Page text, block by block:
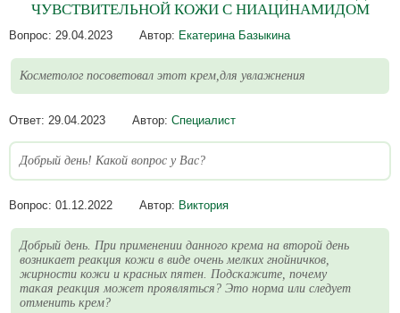
ЧУВСТВИТЕЛЬНОЙ КОЖИ С НИАЦИНАМИДОМ
Вопрос: 29.04.2023 Автор: Екатерина Базыкина
Косметолог посоветовал этот крем,для увлажнения
Ответ: 29.04.2023 Автор: Специалист
Добрый день! Какой вопрос у Вас?
Вопрос: 01.12.2022 Автор: Виктория
Добрый день. При применении данного крема на второй день
возникает реакция кожи в виде очень мелких гнойничков,
жирности кожи и красных пятен. Подскажите, почему
такая реакция может проявляться? Это норма или следует
отменить крем?